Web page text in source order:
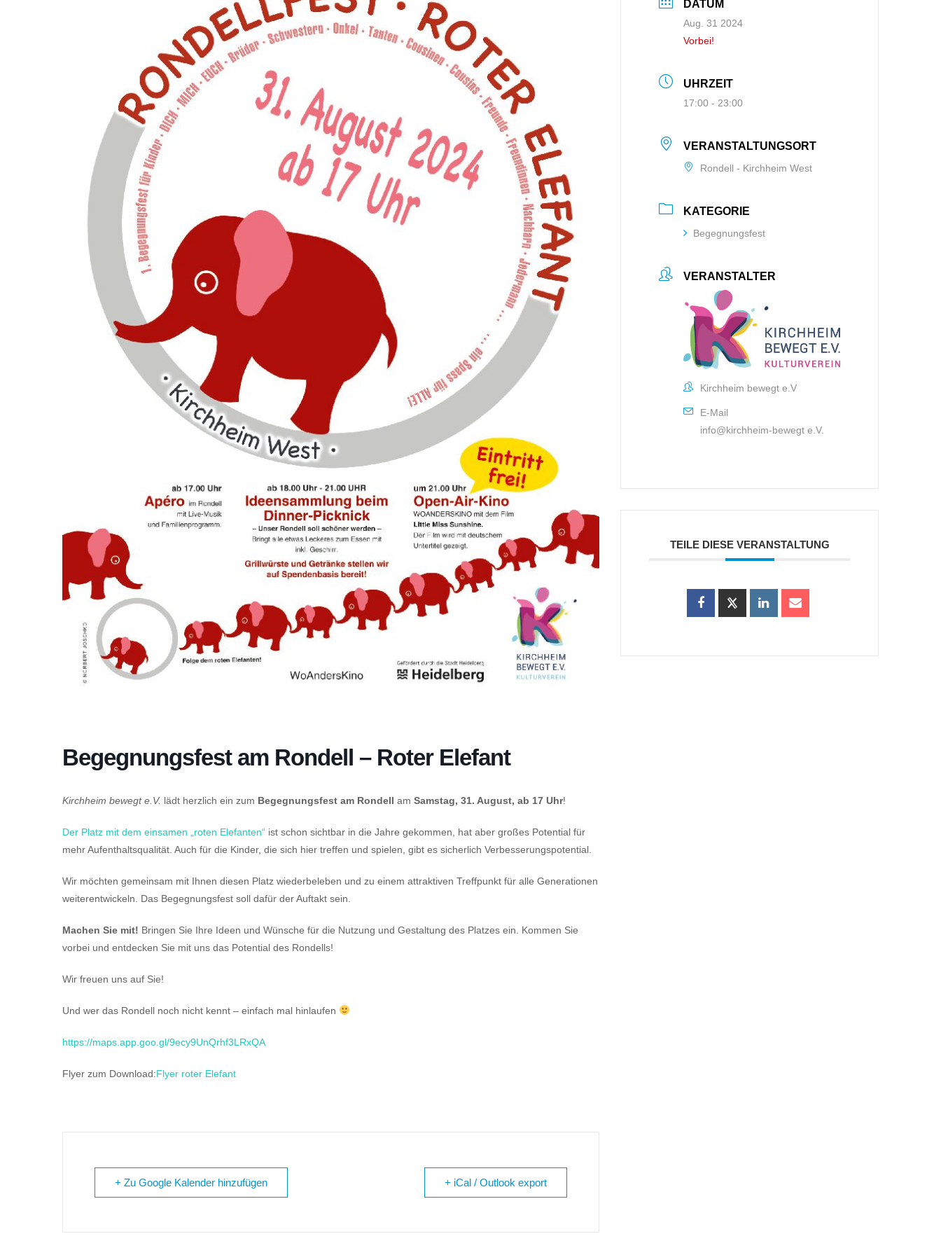
Begegnungsfest am Rondell – Roter Elefant
Kirchheim bewegt e.V. lädt herzlich ein zum Begegnungsfest am Rondell am Samstag, 31. August, ab 17 Uhr!
Der Platz mit dem einsamen „roten Elefanten“ ist schon sichtbar in die Jahre gekommen, hat aber großes Potential für
mehr Aufenthaltsqualität. Auch für die Kinder, die sich hier treffen und spielen, gibt es sicherlich Verbesserungspotential.
Wir möchten gemeinsam mit Ihnen diesen Platz wiederbeleben und zu einem attraktiven Treffpunkt für alle Generationen
weiterentwickeln. Das Begegnungsfest soll dafür der Auftakt sein.
Machen Sie mit! Bringen Sie Ihre Ideen und Wünsche für die Nutzung und Gestaltung des Platzes ein. Kommen Sie
vorbei und entdecken Sie mit uns das Potential des Rondells!
Wir freuen uns auf Sie!
Und wer das Rondell noch nicht kennt – einfach mal hinlaufen
https://maps.app.goo.gl/9ecy9UnQrhf3LRxQA
Flyer zum Download:Flyer roter Elefant
+ Zu Google Kalender hinzufügen + iCal / Outlook export
DATUM
Aug. 31 2024
Vorbei!
UHRZEIT
17:00 - 23:00
VERANSTALTUNGSORT
Rondell - Kirchheim West
KATEGORIE
Begegnungsfest
VERANSTALTER
Kirchheim bewegt e.V
E-Mail
info@kirchheim-bewegt e.V.
TEILE DIESE VERANSTALTUNG